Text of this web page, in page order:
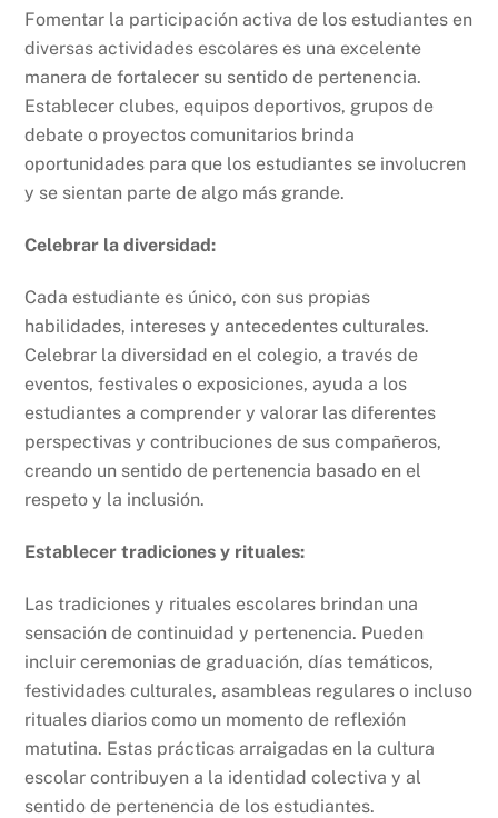
Fomentar la participación activa de los estudiantes en
diversas actividades escolares es una excelente
manera de fortalecer su sentido de pertenencia.
Establecer clubes, equipos deportivos, grupos de
debate o proyectos comunitarios brinda
oportunidades para que los estudiantes se involucren
y se sientan parte de algo más grande.
Celebrar la diversidad:
Cada estudiante es único, con sus propias
habilidades, intereses y antecedentes culturales.
Celebrar la diversidad en el colegio, a través de
eventos, festivales o exposiciones, ayuda a los
estudiantes a comprender y valorar las diferentes
perspectivas y contribuciones de sus compañeros,
creando un sentido de pertenencia basado en el
respeto y la inclusión.
Establecer tradiciones y rituales:
Las tradiciones y rituales escolares brindan una
sensación de continuidad y pertenencia. Pueden
incluir ceremonias de graduación, días temáticos,
festividades culturales, asambleas regulares o incluso
rituales diarios como un momento de reflexión
matutina. Estas prácticas arraigadas en la cultura
escolar contribuyen a la identidad colectiva y al
sentido de pertenencia de los estudiantes.